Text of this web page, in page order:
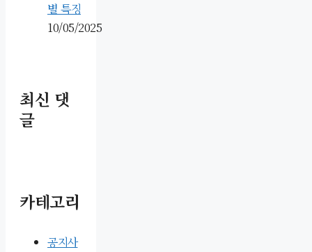
별 특징
10/05/2025
최신 댓
글
카테고리
공지사